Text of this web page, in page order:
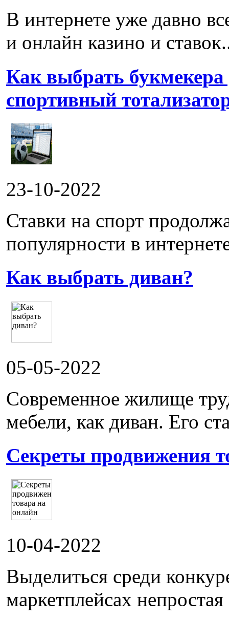
В интернете уже давно
и онлайн казино и
Как выбрать
спортивный
23-10-2022
Ставки на спорт
популярности в
Как выбрать диван?
05-05-2022
Современное жилище
мебели, как диван. Его
Секреты продвижения
10-04-2022
Выделиться среди
маркетплейсах